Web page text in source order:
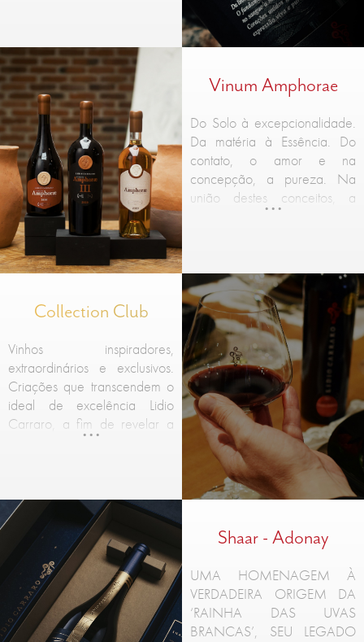
Vinum Amphorae
Do Solo à excepcionalidade.
Da matéria à Essência. Do
contato, o amor e na
concepção, a pureza. Na
união destes conceitos, a
origem ao extraordinário. Um
da mínima intervenção,
ancorado em várias
dimensões, mas com apenas
um propósito: a expressão
autêntica na arte dos melhores
vinhos.
Collection Club
Vinhos inspiradores,
extraordinários e exclusivos.
Criações que transcendem o
ideal de excelência Lidio
Carraro, a fim de revelar a
poesia existente dentro de
Shaar - Adonay
UMA HOMENAGEM À
VERDADEIRA ORIGEM DA
‘RAINHA DAS UVAS
BRANCAS’, SEU LEGADO